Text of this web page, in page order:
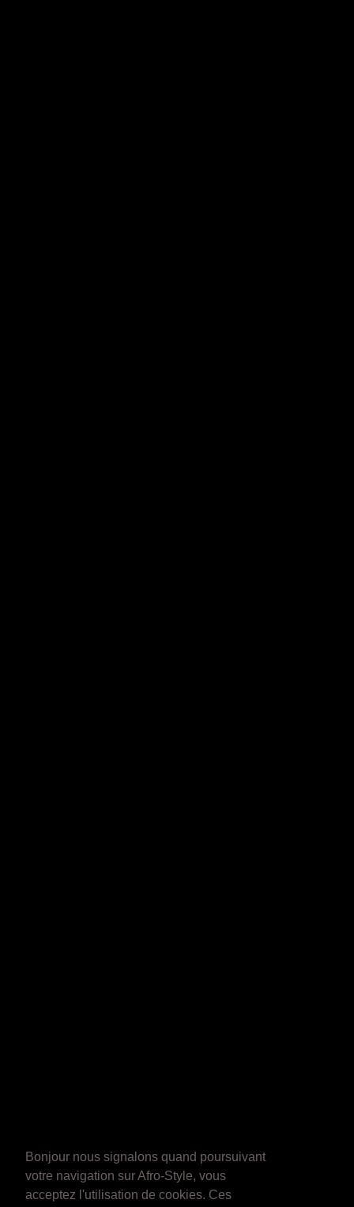
Bonjour nous signalons quand poursuivant
votre navigation sur Afro-Style, vous
acceptez l'utilisation de cookies. Ces